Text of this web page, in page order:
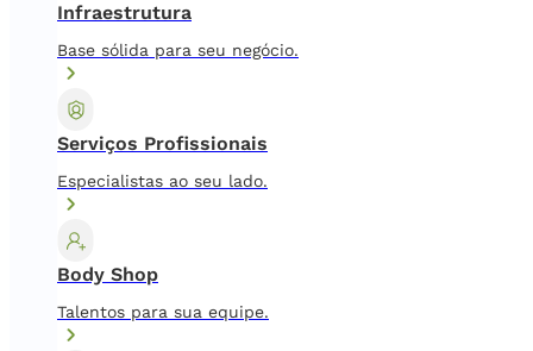
Infraestrutura
Base sólida para seu negócio.
Serviços Profissionais
Especialistas ao seu lado.
Body Shop
Talentos para sua equipe.